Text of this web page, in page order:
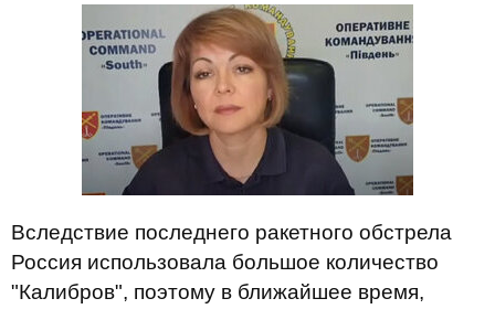
Вследствие последнего ракетного обстрела
Россия использовала большое количество
"Калибров", поэтому в ближайшее время,